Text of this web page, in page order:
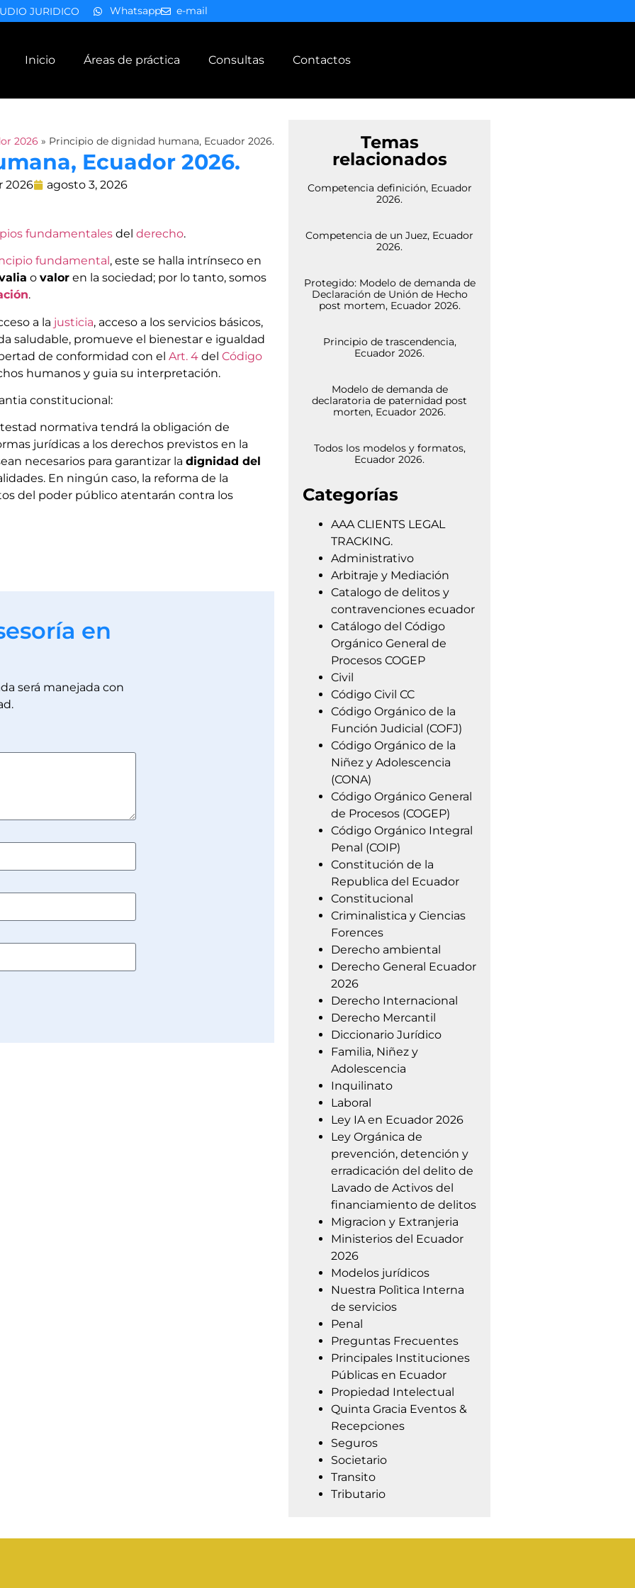
JURIDICO Whatsapp e-mail
Inicio Áreas de práctica Consultas Contactos
2026 » Principio de dignidad humana, Ecuador 2026.
Ecuador 2026.
2026 agosto 3, 2026
fundamentales del derecho.
fundamental, este se halla intrínseco en
o valor en la sociedad; por lo tanto, somos
.
a la justicia, acceso a los servicios básicos,
saludable, promueve el bienestar e igualdad
de conformidad con el Art. 4 del Código
humanos y guia su interpretación.
constitucional:
normativa tendrá la obligación de
jurídicas a los derechos previstos en la
necesarios para garantizar la dignidad del
En ningún caso, la reforma de la
del poder público atentarán contra los
en
será manejada con
Temas
relacionados
Competencia definición, Ecuador
2026.
Competencia de un Juez, Ecuador
2026.
Protegido: Modelo de demanda de
Declaración de Unión de Hecho
post mortem, Ecuador 2026.
Principio de trascendencia,
Ecuador 2026.
Modelo de demanda de
declaratoria de paternidad post
morten, Ecuador 2026.
Todos los modelos y formatos,
Ecuador 2026.
Categorías
AAA CLIENTS LEGAL
TRACKING.
Administrativo
Arbitraje y Mediación
Catalogo de delitos y
contravenciones ecuador
Catálogo del Código
Orgánico General de
Procesos COGEP
Civil
Código Civil CC
Código Orgánico de la
Función Judicial (COFJ)
Código Orgánico de la
Niñez y Adolescencia
(CONA)
Código Orgánico General
de Procesos (COGEP)
Código Orgánico Integral
Penal (COIP)
Constitución de la
Republica del Ecuador
Constitucional
Criminalistica y Ciencias
Forences
Derecho ambiental
Derecho General Ecuador
2026
Derecho Internacional
Derecho Mercantil
Diccionario Jurídico
Familia, Niñez y
Adolescencia
Inquilinato
Laboral
Ley IA en Ecuador 2026
Ley Orgánica de
prevención, detención y
erradicación del delito de
Lavado de Activos del
financiamiento de delitos
Migracion y Extranjeria
Ministerios del Ecuador
2026
Modelos jurídicos
Nuestra Polìtica Interna
de servicios
Penal
Preguntas Frecuentes
Principales Instituciones
Públicas en Ecuador
Propiedad Intelectual
Quinta Gracia Eventos &
Recepciones
Seguros
Societario
Transito
Tributario